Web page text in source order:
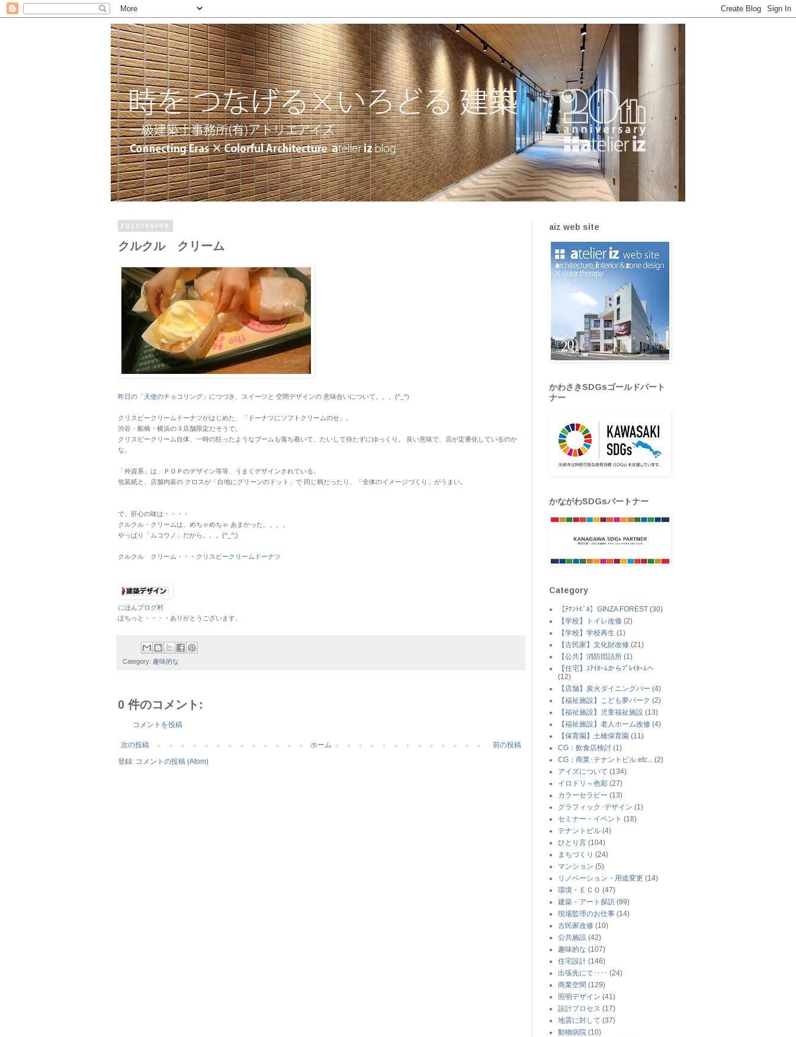
2010/06/09
クルクル クリーム
昨日の「天使のチョコリング」 につづき、スイーツと 空間デザインの 意味合いについて。。。(^_^)
クリスピークリームドーナツがはじめた、「ドーナツにソフトクリームのせ」。
渋谷・船橋・横浜の３店舗限定だそうで。
クリスピークリーム自体、一時の狂ったようなブームも落ち着いて、たいして待たずにゆっくり
良い意味で、店が定番化しているのか
な。
「外資系」は、ＰＯＰのデザイン等等、うまくデザインされている。
包装紙と、店舗内装の クロスが「白地にグリーンのドット」で 同じ柄だったり、「全体のイメージづくり」がうまい。
で、肝心の味は・・・・
クルクル・クリームは、めちゃめちゃ あまかった。。。。
やっぱり「ムコウノ」だから。。。(^_^;)
クルクル クリーム・・・ クリスピークリームドーナツ
にほんブログ村
ぽちっと・・・・ありがとうございます。
Category: 趣味的な
0 件のコメント:
コメントを投稿
次の投稿 前の投稿
ホーム
登録: コメントの投稿 (Atom)
aiz web site
かわさきSDGsゴールドパート
ナー
かながわSDGsパートナー
Category
【ﾃﾅﾝﾄﾋﾞﾙ】GINZA FOREST (30)
【学校】トイレ改修 (2)
【学校】学校再生 (1)
【古民家】文化財改修 (21)
【公共】消防団詰所 (1)
【住宅】ｽﾃｲﾎｰﾑからﾌﾟﾚｲﾎｰﾑへ
(12)
【店舗】炭火ダイニングバー (4)
【福祉施設】こども夢パーク (2)
【福祉施設】児童福祉施設 (13)
【福祉施設】老人ホーム改修 (4)
【保育園】土橋保育園 (11)
CG：飲食店検討 (1)
CG：商業･テナントビル etc... (2)
アイズについて (134)
イロドリ～色彩 (27)
カラーセラピー (13)
グラフィック･デザイン (1)
セミナー・イベント (18)
テナントビル (4)
ひとり言 (104)
まちづくり (24)
マンション (5)
リノベーション・用途変更 (14)
環境・ＥＣＯ (47)
建築・アート探訪 (99)
現場監理のお仕事 (14)
古民家改修 (10)
公共施設 (42)
趣味的な (107)
住宅設計 (146)
出張先にて････ (24)
商業空間 (129)
照明デザイン (41)
設計プロセス (17)
地震に対して (37)
動物病院 (10)